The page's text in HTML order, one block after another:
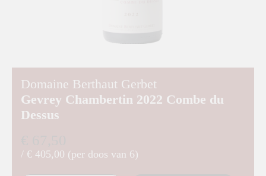
Domaine Berthaut Gerbet
Gevrey Chambertin 2022 Combe du
Dessus
/ € 405,00 (per doos van 6)